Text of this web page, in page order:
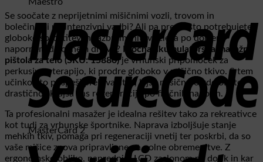
Maestro
MasterCard 2
Se soočate z neprijetnimi mišičnimi vozli, trovom in
bolečinami po intenzivni vadbi? Ali pa preprosto potrebujete
globoko sprostitev in razbremenitev telesa po dolgem,
napornem delovnem dnevu?
Močna akumulatorska masažna
pištola za telo (SKU: 15880)je vrhunski pripomoček za
perkusivno terapijo, ki prodre globoko v mišično tkivo. S tem
učinkovito pospeši prekrvavitev, lajša mišično otrdelost ter
drastično skrajša čas regeneracije po fizičnih naporih.
Ta profesionalni masažer je idealna rešitev tako za rekreativce
kot tudi za vrhunske športnike. Naprava izboljšuje stanje
mehkih tkiv, pomaga pri regeneraciji vnetij ter poskrbi, da so
vaše mišice znova pripravljene na polne obremenitve. Z
ergonomsko obliko, naprednim LCD zaslonom na dotik in kar